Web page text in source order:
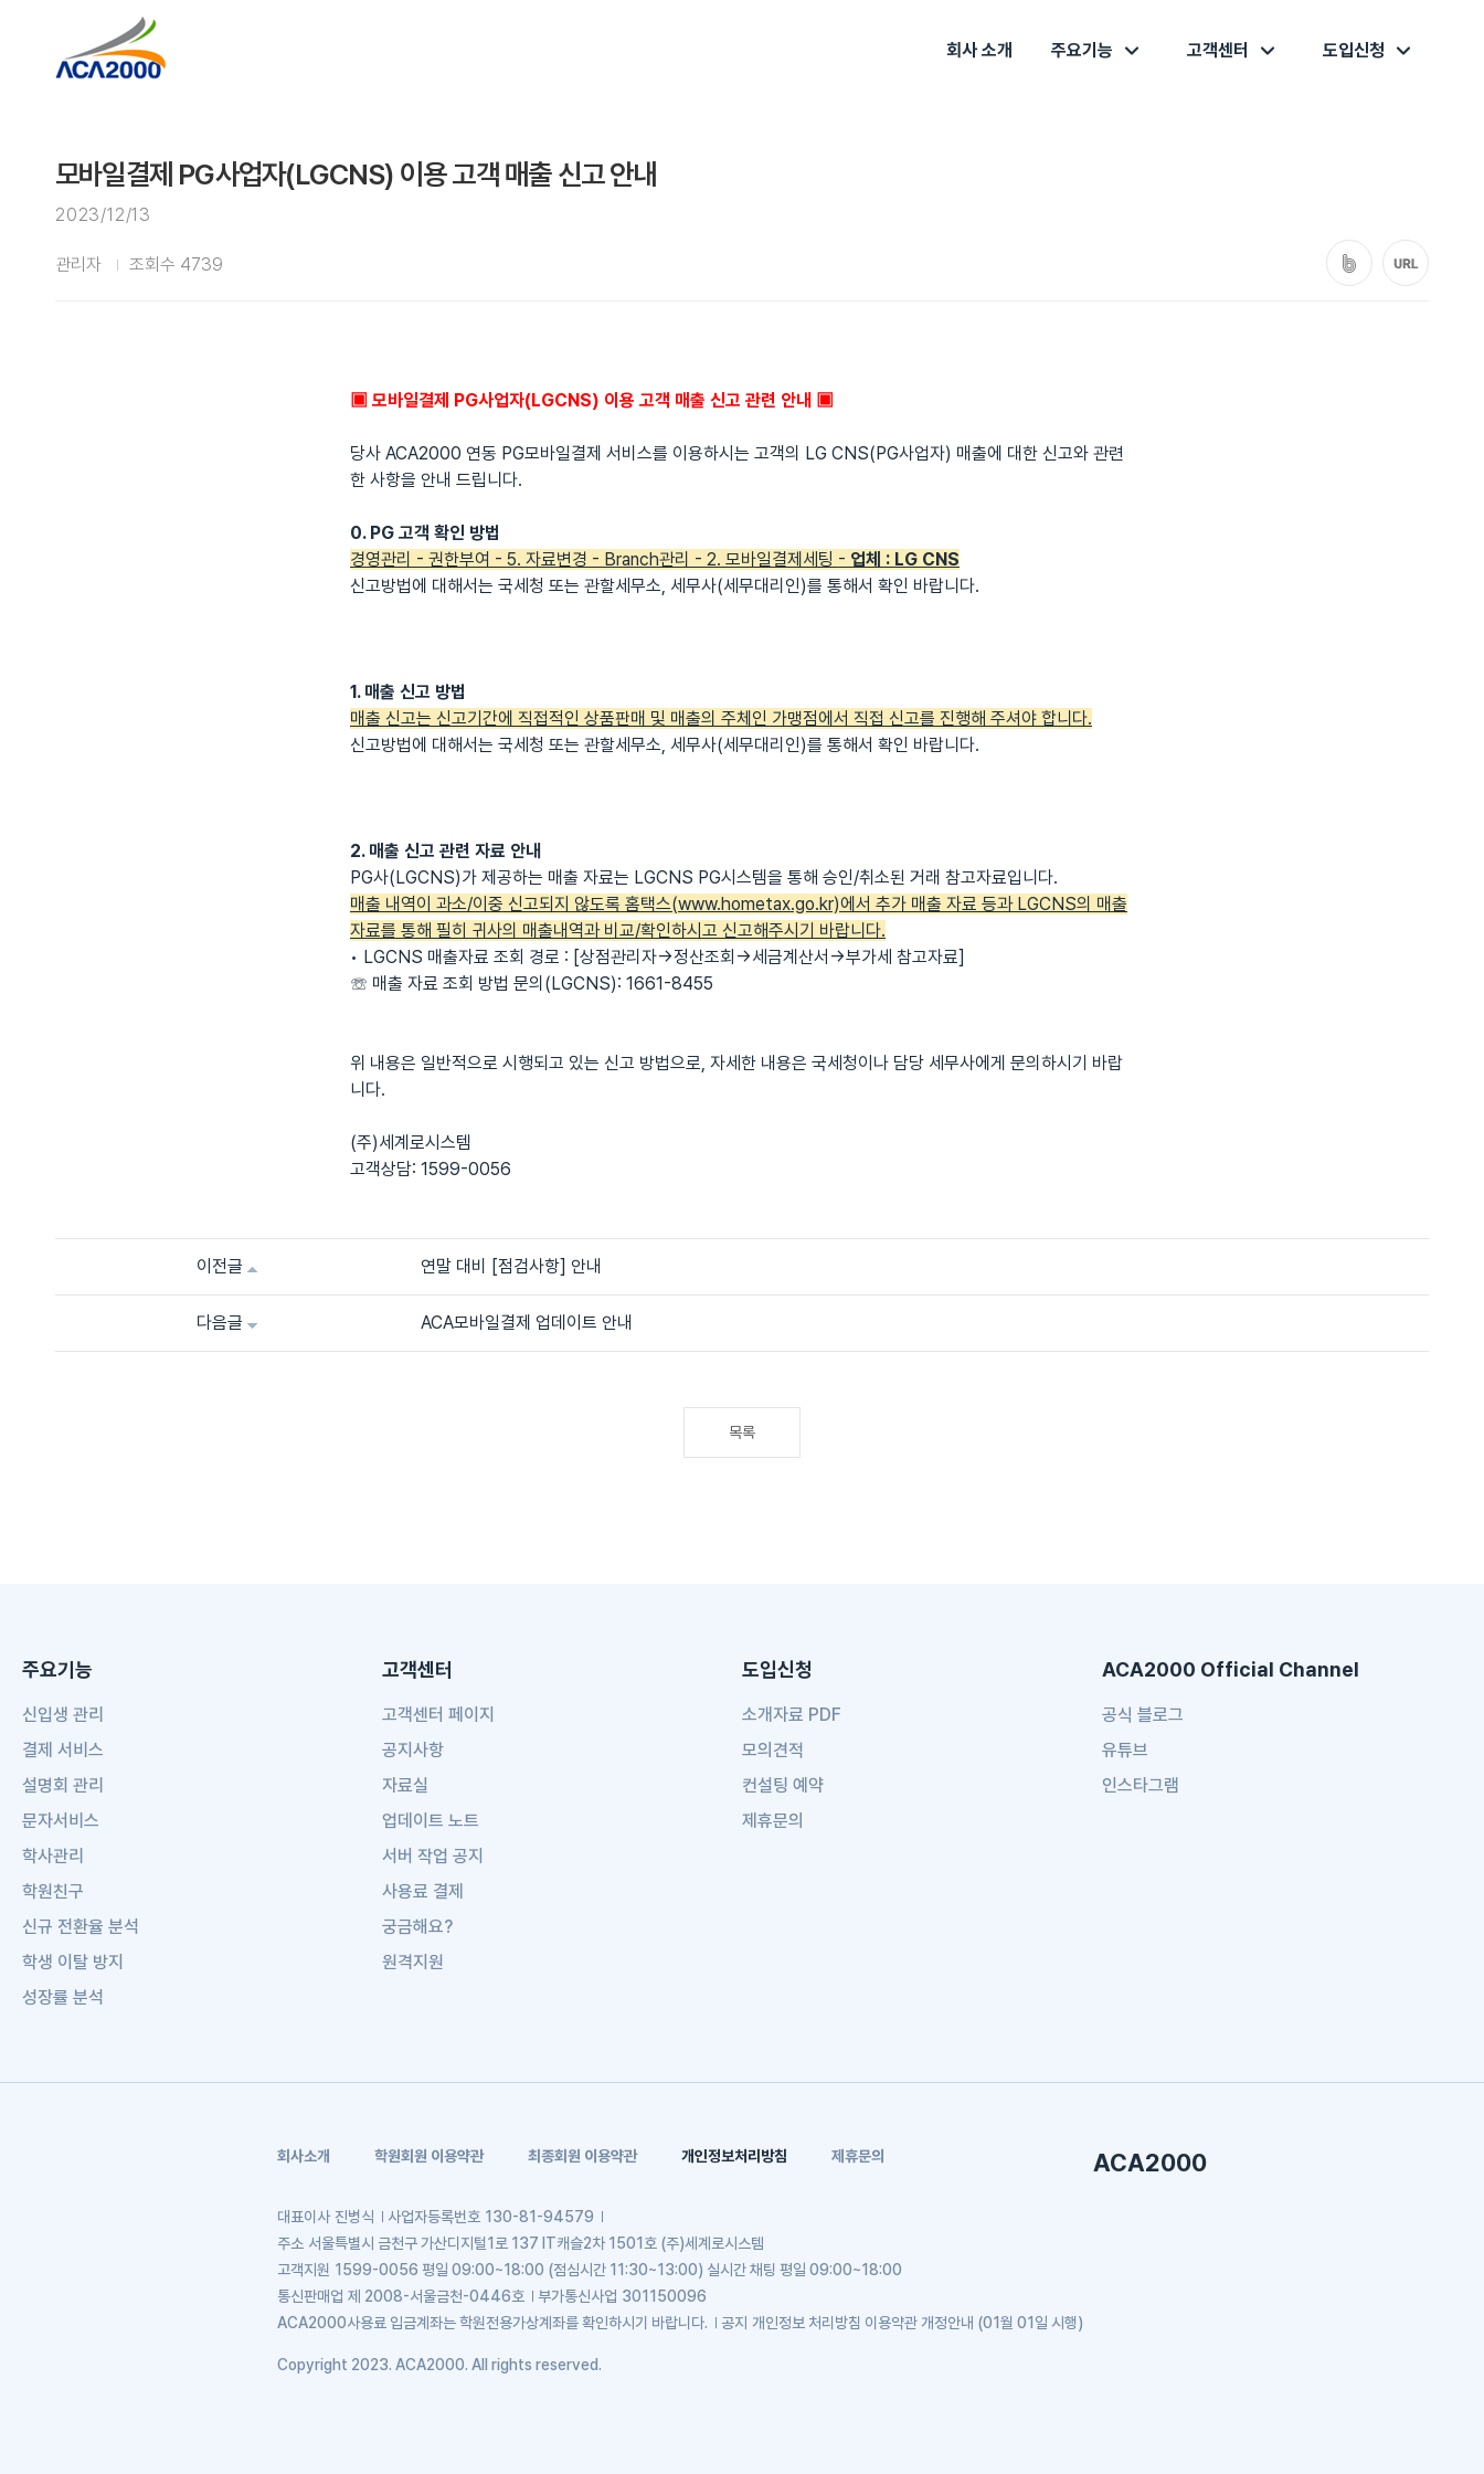
회사 소개 주요기능 고객센터 도입신청
모바일결제 PG사업자(LGCNS) 이용 고객 매출 신고 안내
2023/12/13
관리자 조회수 4739
▣ 모바일결제 PG사업자(LGCNS) 이용 고객 매출 신고 관련 안내 ▣
당사 ACA2000 연동 PG모바일결제 서비스를 이용하시는 고객의 LG CNS(PG사업자) 매출에 대한 신고와 관련
한 사항을 안내 드립니다.
0. PG 고객 확인 방법
경영관리 - 권한부여 - 5. 자료변경 - Branch관리 - 2. 모바일결제세팅 - 업체 : LG CNS
신고방법에 대해서는 국세청 또는 관할세무소, 세무사(세무대리인)를 통해서 확인 바랍니다.
1. 매출 신고 방법
매출 신고는 신고기간에 직접적인 상품판매 및 매출의 주체인 가맹점에서 직접 신고를 진행해 주셔야 합니다.
신고방법에 대해서는 국세청 또는 관할세무소, 세무사(세무대리인)를 통해서 확인 바랍니다.
2. 매출 신고 관련 자료 안내
PG사(LGCNS)가 제공하는 매출 자료는 LGCNS PG시스템을 통해 승인/취소된 거래 참고자료입니다.
매출 내역이 과소/이중 신고되지 않도록 홈택스(www.hometax.go.kr)에서 추가 매출 자료 등과 LGCNS의 매출
자료를 통해 필히 귀사의 매출내역과 비교/확인하시고 신고해주시기 바랍니다.
• LGCNS 매출자료 조회 경로 : [상점관리자→정산조회→세금계산서→부가세 참고자료]
☏ 매출 자료 조회 방법 문의(LGCNS): 1661-8455
위 내용은 일반적으로 시행되고 있는 신고 방법으로, 자세한 내용은 국세청이나 담당 세무사에게 문의하시기 바랍
니다.
(주)세계로시스템
고객상담: 1599-0056
이전글 연말 대비 [점검사항] 안내
다음글 ACA모바일결제 업데이트 안내
목록
주요기능
신입생 관리
결제 서비스
설명회 관리
문자서비스
학사관리
학원친구
신규 전환율 분석
학생 이탈 방지
성장률 분석
고객센터
고객센터 페이지
공지사항
자료실
업데이트 노트
서버 작업 공지
사용료 결제
궁금해요?
원격지원
도입신청
소개자료 PDF
모의견적
컨설팅 예약
제휴문의
ACA2000 Official Channel
공식 블로그
유튜브
인스타그램
회사소개 학원회원 이용약관 최종회원 이용약관 개인정보처리방침 제휴문의
대표이사 진병식 사업자등록번호 130-81-94579
주소 서울특별시 금천구 가산디지털1로 137 IT캐슬2차 1501호 (주)세계로시스템
고객지원 1599-0056 평일 09:00~18:00 (점심시간 11:30~13:00) 실시간 채팅 평일 09:00~18:00
통신판매업 제 2008-서울금천-0446호 부가통신사업 301150096
ACA2000사용료 입금계좌는 학원전용가상계좌를 확인하시기 바랍니다.
공지 개인정보 처리방침 이용약관 개정안내 (01월 01일 시행)
Copyright 2023. ACA2000. All rights reserved.
ACA2000